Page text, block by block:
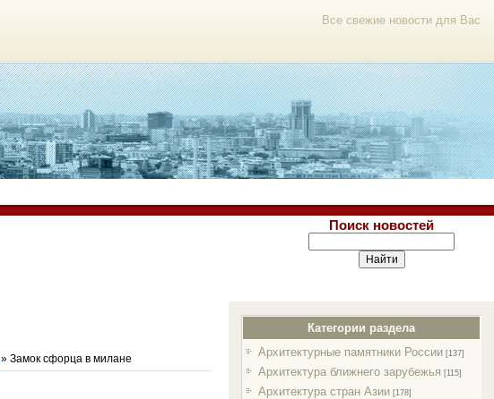
Все свежие новости для Вас
Поиск новостей
Категории раздела
Архитектурные памятники России [137]
Архитектура ближнего зарубежья [115]
Архитектура стран Азии [178]
» Замок сфорца в милане